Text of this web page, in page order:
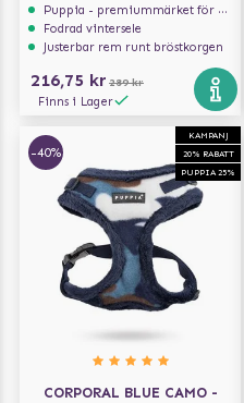
Puppia - premiummärket för hundselar
Fodrad vintersele
Justerbar rem runt bröstkorgen
216,75 kr 289 kr
Finns i Lager
KAMPANJ
20% RABATT
PUPPIA 25%
-40%
CORPORAL BLUE CAMO -